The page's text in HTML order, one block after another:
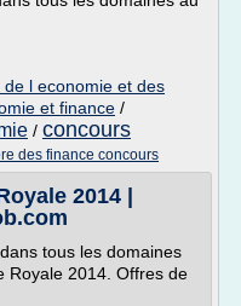
l economie et des
et finance /
/ concours
des finance concours
2014 |
tous les domaines
Royale 2014. Offres de